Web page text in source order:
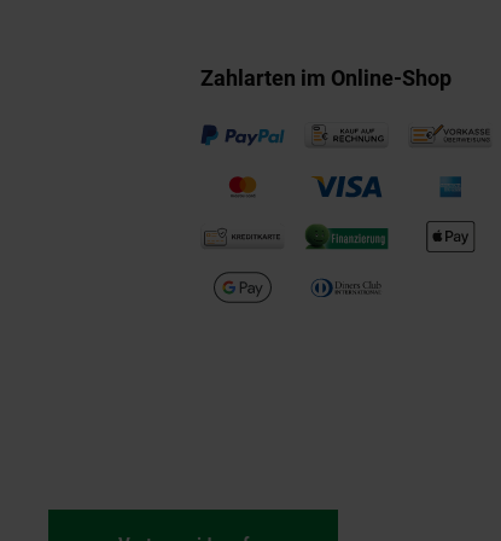
Zahlarten im Online-Shop